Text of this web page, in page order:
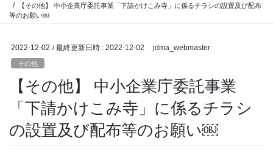
【その他】 中小企業庁委託事業「下請かけこみ寺」に係るチラシの設置及び配布
等のお願い￼
2022-12-02 / 最終更新日時 : 2022-12-02 jdma_webmaster
その他
【その他】 中小企業庁委託事業
「下請かけこみ寺」に係るチラシ
の設置及び配布等のお願い￼